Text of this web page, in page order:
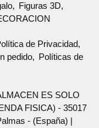
Figuras 3D
de Privacidad
pedido
Políticas de
ES SOLO
FISICA) - 35017
- (España) |